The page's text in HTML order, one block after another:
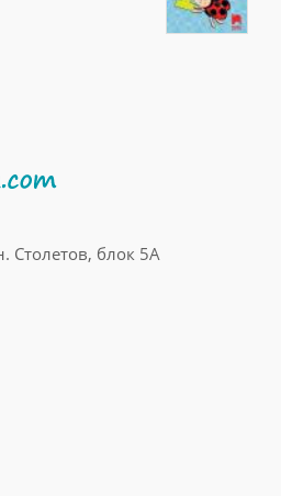
Столетов, блок 5А